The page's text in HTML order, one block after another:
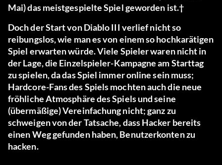
Mai) das meistgespielte Spiel geworden ist.†
Doch der Start von Diablo III verlief nicht so
reibungslos, wie man es von einem so hochkarätigen
Spiel erwarten würde. Viele Spieler waren nicht in
der Lage, die Einzelspieler-Kampagne am Starttag
zu spielen, da das Spiel immer online sein muss;
Hardcore-Fans des Spiels mochten auch die neue
fröhliche Atmosphäre des Spiels und seine
(übermäßige) Vereinfachung nicht; ganz zu
schweigen von der Tatsache, dass Hacker bereits
einen Weg gefunden haben, Benutzerkonten zu
hacken.